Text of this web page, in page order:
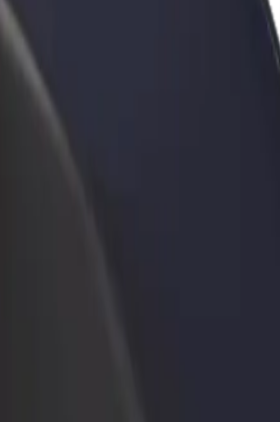
et